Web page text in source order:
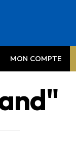
MON COMPTE